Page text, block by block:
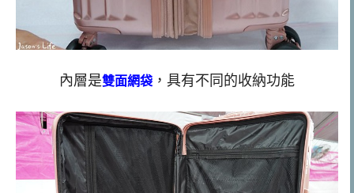
內層是雙面網袋，具有不同的收納功能